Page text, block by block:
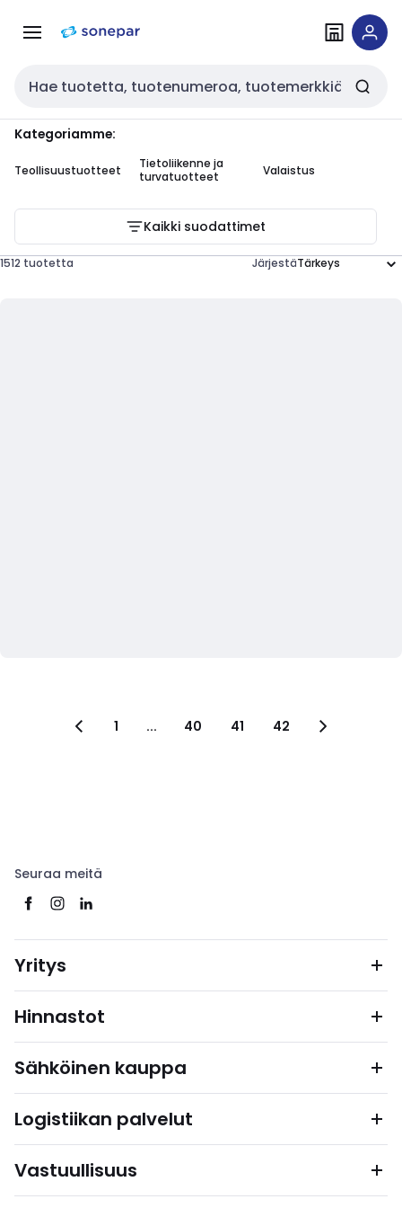
navigointiinsisältöön
Haku
Kategoriamme:
Teollisuustuotteet
Tietoliikenne ja
turvatuotteet
Valaistus
Kaikki suodattimet
1512 tuotetta Järjestä
1 ... 40 41 42
Seuraa meitä
Yritys
Hinnastot
Sähköinen kauppa
Logistiikan palvelut
Vastuullisuus